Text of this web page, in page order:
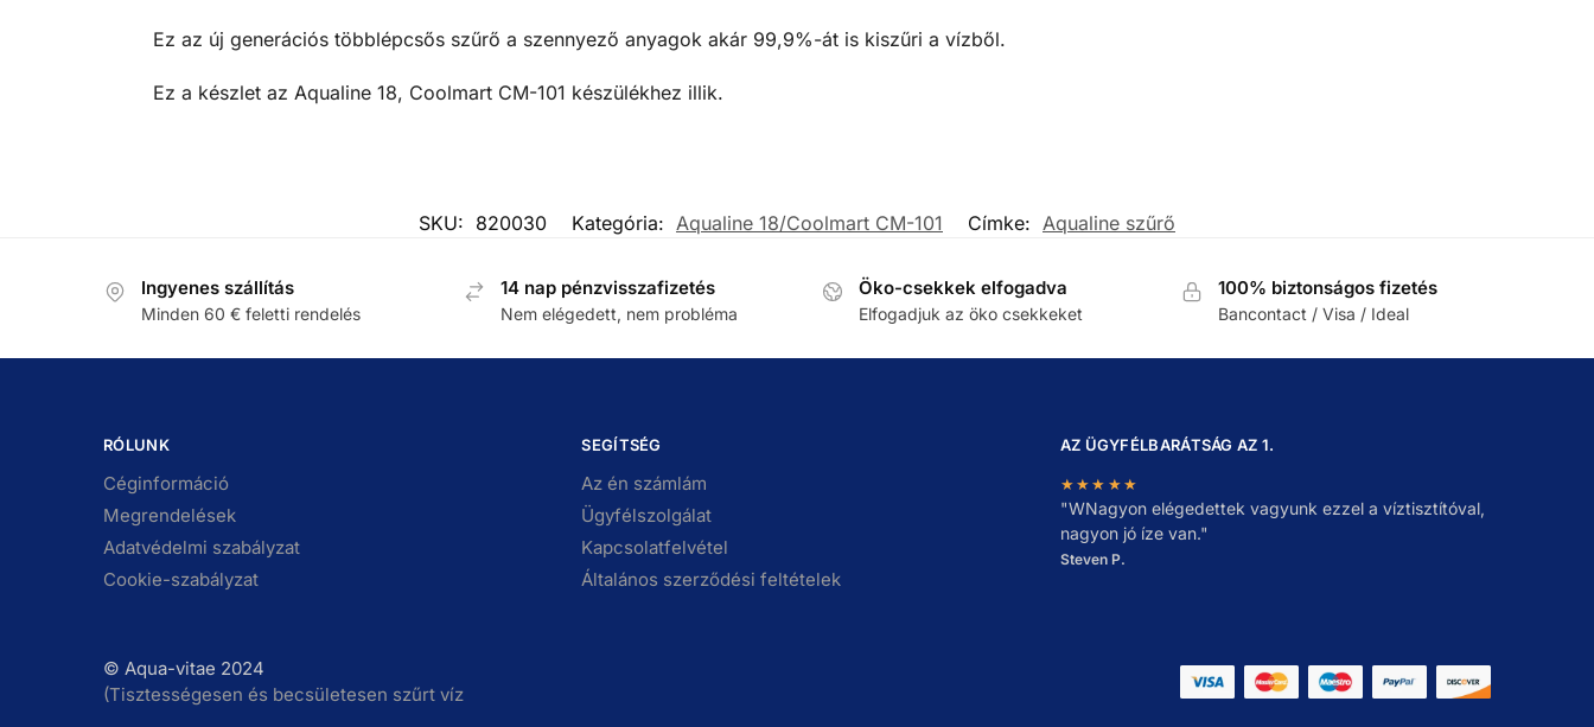
Ez az új generációs többlépcsős szűrő a szennyező anyagok akár 99,9%-át is kiszűri a vízből.
Ez a készlet az Aqualine 18, Coolmart CM-101 készülékhez illik.
SKU: 820030 Kategória: Aqualine 18/Coolmart CM-101 Címke: Aqualine szűrő
Ingyenes szállítás
Minden 60 € feletti rendelés
14 nap pénzvisszafizetés
Nem elégedett, nem probléma
Öko-csekkek elfogadva
Elfogadjuk az öko csekkeket
100% biztonságos fizetés
Bancontact / Visa / Ideal
RÓLUNK
Céginformáció
Megrendelések
Adatvédelmi szabályzat
Cookie-szabályzat
SEGÍTSÉG
Az én számlám
Ügyfélszolgálat
Kapcsolatfelvétel
Általános szerződési feltételek
AZ ÜGYFÉLBARÁTSÁG AZ 1.
★★★★★
"WNagyon elégedettek vagyunk ezzel a víztisztítóval,
nagyon jó íze van."
Steven P.
© Aqua-vitae 2024
(Tisztességesen és becsületesen szűrt víz